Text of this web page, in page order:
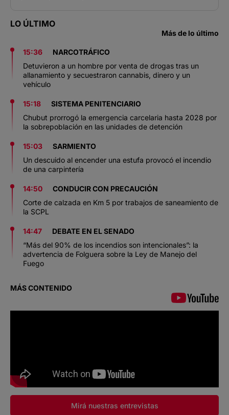
LO ÚLTIMO
Más de lo último
15:36
NARCOTRÁFICO
Detuvieron a un hombre por venta de drogas tras un
allanamiento y secuestraron cannabis, dinero y un
vehículo
15:18
SISTEMA PENITENCIARIO
Chubut prorrogó la emergencia carcelaria hasta 2028 por
la sobrepoblación en las unidades de detención
15:03
SARMIENTO
Un descuido al encender una estufa provocó el incendio
de una carpintería
14:50
CONDUCIR CON PRECAUCIÓN
Corte de calzada en Km 5 por trabajos de saneamiento de
la SCPL
14:47
DEBATE EN EL SENADO
“Más del 90% de los incendios son intencionales”: la
advertencia de Folguera sobre la Ley de Manejo del
Fuego
MÁS CONTENIDO
Mirá nuestras entrevistas